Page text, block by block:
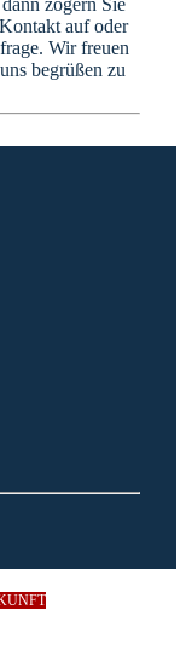
auf oder
Wir freuen
begrüßen zu